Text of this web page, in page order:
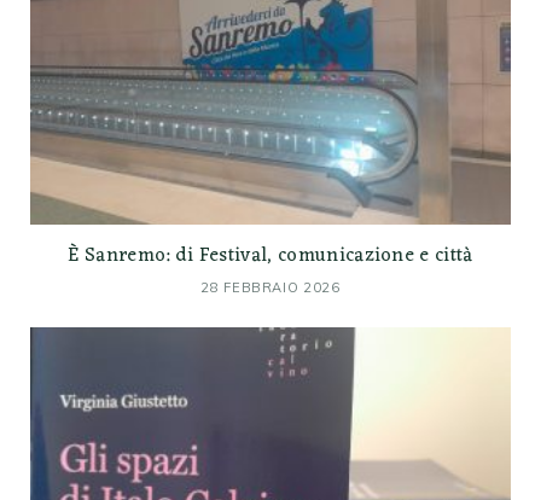
È Sanremo: di Festival, comunicazione e città
28 FEBBRAIO 2026